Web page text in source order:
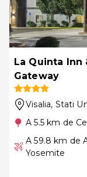
La Quinta Inn
Gateway
Visalia, Stati
A 5.5 km de
A 59.8 km de
Yosemite